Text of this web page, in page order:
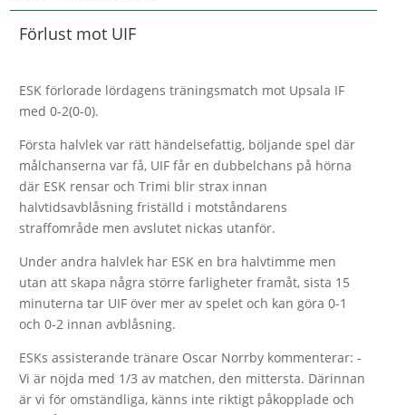
Förlust mot UIF
ESK förlorade lördagens träningsmatch mot Upsala IF
med 0-2(0-0).
Första halvlek var rätt händelsefattig, böljande spel där
målchanserna var få, UIF får en dubbelchans på hörna
där ESK rensar och Trimi blir strax innan
halvtidsavblåsning friställd i motståndarens
straffområde men avslutet nickas utanför.
Under andra halvlek har ESK en bra halvtimme men
utan att skapa några större farligheter framåt, sista 15
minuterna tar UIF över mer av spelet och kan göra 0-1
och 0-2 innan avblåsning.
ESKs assisterande tränare Oscar Norrby kommenterar: -
Vi är nöjda med 1/3 av matchen, den mittersta. Därinnan
är vi för omständliga, känns inte riktigt påkopplade och